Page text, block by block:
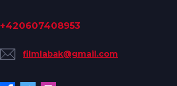
+420607408953
filmlabak@gmail.com